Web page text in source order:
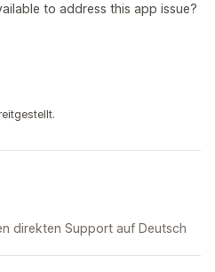
to address this app issue?
direkten Support auf Deutsch